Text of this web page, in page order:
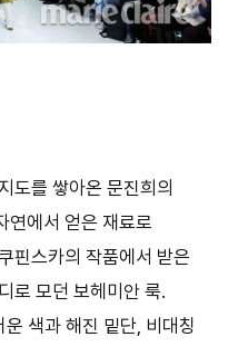
도를 쌓아온 문진희의
연에서 얻은 재료로
핀스카의 작품에서 받은
로 모던 보헤미안 룩.
색과 해진 밑단, 비대칭